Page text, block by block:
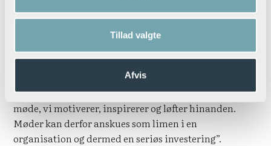
Tillad valgte
Afvis
man er en del af.
Bastian Overgaard skriver i bogen:
”Et effektivt møde handler om mere end bare
effektivitet og resultater. Det handler også om at skabe
forståelse, tillid og sammenhold. Det er i det gode
møde, vi motiverer, inspirerer og løfter hinanden.
Møder kan derfor anskues som limen i en
organisation og dermed en seriøs investering”.